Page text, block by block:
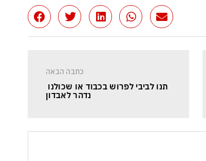
כתבה הבאה
תנו לביבי לפרוש בכבוד או שכולנו
נדהר לאבדון